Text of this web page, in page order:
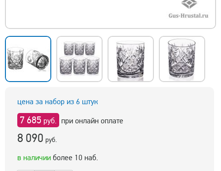
цена за набор из 6 штук
7 685 руб. при онлайн оплате
8 090 руб.
в наличии более 10 наб.